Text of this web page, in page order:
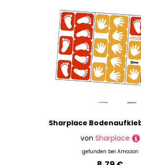
von Sharplace
gefunden bei Amazon